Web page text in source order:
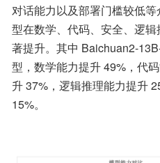
对话能力以及部署门槛较低
型在数学、代码、安全、逻
著提升。其中 Baichuan2-
型，数学能力提升 49%，代
升 37%，逻辑推理能力提升
15%。